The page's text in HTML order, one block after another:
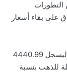
التطورات
على بقاء أسعار
وانخفض الذهب في المعاملات الفورية بنسبة 1% ليسجل 4440.99
للذهب بنسبة